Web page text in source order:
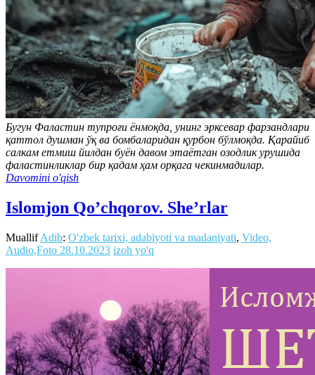
Бугун Фаластин тупроғи ёнмоқда, унинг эрксевар фарзандлари
қаттол душман ўқ ва бомбаларидан қурбон бўлмоқда. Қарайиб
салкам етмиш йилдан буён давом этаётган озодлик урушида
фаластинликлар бир қадам ҳам орқага чекинмадилар.
Davomini o'qish
Islomjon Qo’chqorov. She’rlar
MuallifAdib: O'zbek tarixi, adabiyoti va madaniyati, Video,
Audio,Foto 28.10.2023 izoh yo'q